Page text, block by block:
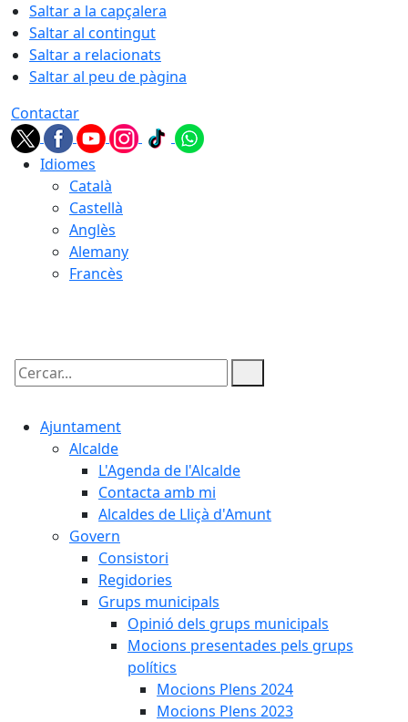
Saltar a la capçalera
Saltar al contingut
Saltar a relacionats
Saltar al peu de pàgina
Contactar
Idiomes
Català
Castellà
Anglès
Alemany
Francès
Cercar:
Ajuntament
Alcalde
L'Agenda de l'Alcalde
Contacta amb mi
Alcaldes de Lliçà d'Amunt
Govern
Consistori
Regidories
Grups municipals
Opinió dels grups municipals
Mocions presentades pels grups
polítics
Mocions Plens 2024
Mocions Plens 2023